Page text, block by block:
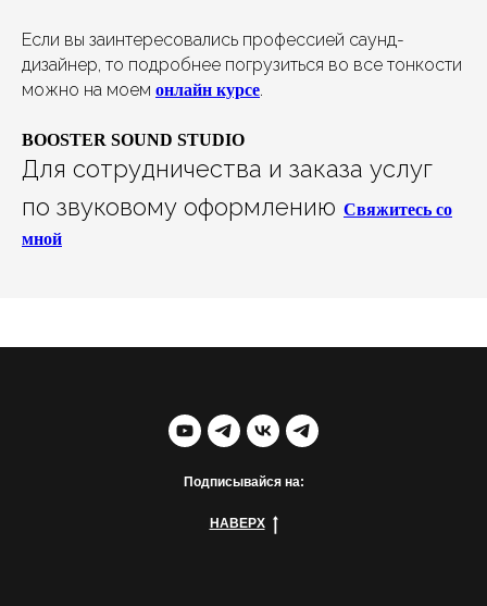
Если вы заинтересовались профессией саунд-
дизайнер, то подробнее погрузиться во все тонкости
можно на моем онлайн курсе.
BOOSTER SOUND STUDIO
Для сотрудничества и заказа услуг
по звуковому оформлению Свяжитесь со
мной
Подписывайся на:
НАВЕРХ